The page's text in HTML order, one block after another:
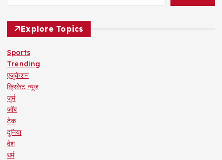
Explore Topics
Sports
Trending
एजुकेशन
क्रिकेट न्यूज
जुर्म
जॉब
टेक
दुनिया
देश
धर्म